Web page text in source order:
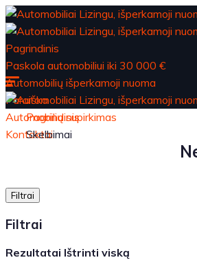
Pagrindinis
Paskola automobiliui iki 30 000 €
Automobilių išperkamoji nuoma
Paraiška
Automobilių supirkimas
Kontaktai
Pagrindinis
Skelbimai
Filtrai
Filtrai
Rezultatai Ištrinti viską